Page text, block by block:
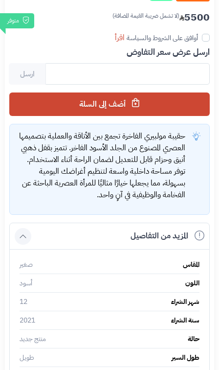
متوفر 5500 (لا تشمل ضريبة القيمة المضافة)
أوافق على الشروط والسياسة اقرأ
ارسل عرض سعر التفاوض
ارسل
حقيبة مولبيري الفاخرة تجمع بين الأناقة والعملية بتصميمها
العصري المصنوع من الجلد الأسود الفاخر. تتميز بقفل ذهبي
أنيق وحزام قابل للتعديل لضمان الراحة أثناء الاستخدام.
توفر مساحة داخلية واسعة لتنظيم أغراضك اليومية
بسهولة، مما يجعلها خيارًا مثاليًا للمرأة العصرية الباحثة عن
الفخامة والوظيفية في آنٍ واحد.
المزيد من التفاصيل
المقاس
صغير
اللون
أسود
شهر الشراء
12
سنة الشراء
2021
حالة
منتج جديد
طول السير
طويل